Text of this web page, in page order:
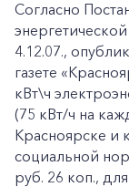
Согласно
4.12.07.,
газете
кВт\ч
(75 кВт/ч на
Красноярске и
социальной
руб. 26 коп.,